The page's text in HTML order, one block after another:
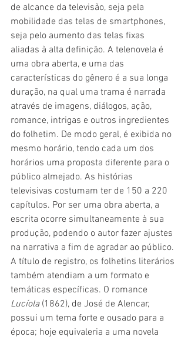
de alcance da televisão, seja pela
mobilidade das telas de smartphones,
seja pelo aumento das telas fixas
aliadas à alta definição. A telenovela é
uma obra aberta, e uma das
características do gênero é a sua longa
duração, na qual uma trama é narrada
através de imagens, diálogos, ação,
romance, intrigas e outros ingredientes
do folhetim. De modo geral, é exibida no
mesmo horário, tendo cada um dos
horários uma proposta diferente para o
público almejado. As histórias
televisivas costumam ter de 150 a 220
capítulos. Por ser uma obra aberta, a
escrita ocorre simultaneamente à sua
produção, podendo o autor fazer ajustes
na narrativa a fim de agradar ao público.
A título de registro, os folhetins literários
também atendiam a um formato e
temáticas específicas. O romance
Lucíola (1862), de José de Alencar,
possui um tema forte e ousado para a
época; hoje equivaleria a uma novela